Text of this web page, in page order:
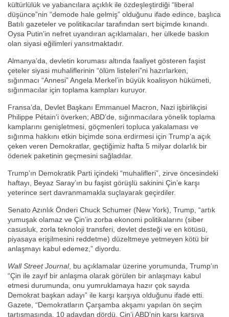
kültürlülük ve yabancılara açıklık ile özdeşleştirdiği “liberal
düşünce”nin “demode hale gelmiş” olduğunu ifade edince, başlıca
Batılı gazeteler ve politikacılar tarafından sert biçimde kınandı.
Oysa Putin’in nefret uyandıran açıklamaları, her ülkede baskın
olan siyasi eğilimleri yansıtmaktadır.
Almanya’da, devletin koruması altında faaliyet gösteren faşist
çeteler siyasi muhaliflerinin “ölüm listeleri”ni hazırlarken,
sığınmacı “Annesi” Angela Merkel’in büyük koalisyon hükümeti,
sığınmacılar için toplama kampları kuruyor.
Fransa’da, Devlet Başkanı Emmanuel Macron, Nazi işbirlikçisi
Philippe Pétain’i överken; ABD’de, sığınmacılara yönelik toplama
kamplarını genişletmesi, göçmenleri topluca yakalaması ve
sığınma hakkını etkin biçimde sona erdirmesi için Trump’a açık
çeken veren Demokratlar, geçtiğimiz hafta 5 milyar dolarlık bir
ödenek paketinin geçmesini sağladılar.
Trump’ın Demokratik Parti içindeki “muhalifleri”, zirve öncesindeki
haftayı, Beyaz Saray’ın bu faşist görüşlü sakinini Çin’e karşı
yeterince sert davranmamakla suçlayarak geçirdiler.
Senato Azınlık Önderi Chuck Schumer (New York), Trump, “artık
yumuşak olamaz ve Çin’in zorba ekonomi politikalarını (siber
casusluk, zorla teknoloji transferi, devlet desteği ve en kötüsü,
piyasaya erişilmesini reddetme) düzeltmeye yetmeyen kötü bir
anlaşmayı kabul edemez,” diyordu.
Wall Street Journal, bu açıklamalar üzerine yorumunda, Trump’ın
“Çin ile zayıf bir anlaşma olarak görülen bir anlaşmayı kabul
etmesi durumunda, onu yumruklamaya hazır çok sayıda
Demokrat başkan adayı” ile karşı karşıya olduğunu ifade etti.
Gazete, “Demokratların Çarşamba akşamı yapılan ön seçim
tartışmasında, 10 adaydan dördü, Çin’i ABD’nin karşı karşıya